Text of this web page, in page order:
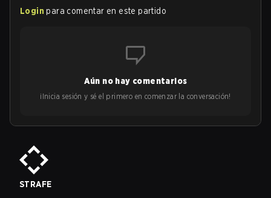
Login para comentar en este partido
Aún no hay comentarios
¡Inicia sesión y sé el primero en comenzar la conversación!
STRAFE